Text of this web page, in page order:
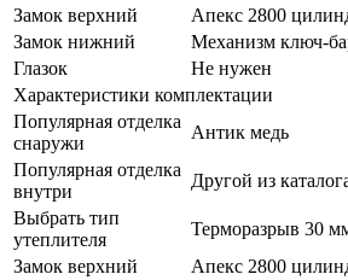
Замок верхний
Апекс 2800
Замок нижний
Механизм ключ-
Глазок
Не нужен
Характеристики комплектации
Популярная отделка
снаружи
Антик медь
Популярная отделка
внутри
Другой из
Выбрать тип
утеплителя
Терморазрыв 30
Замок верхний
Апекс 2800